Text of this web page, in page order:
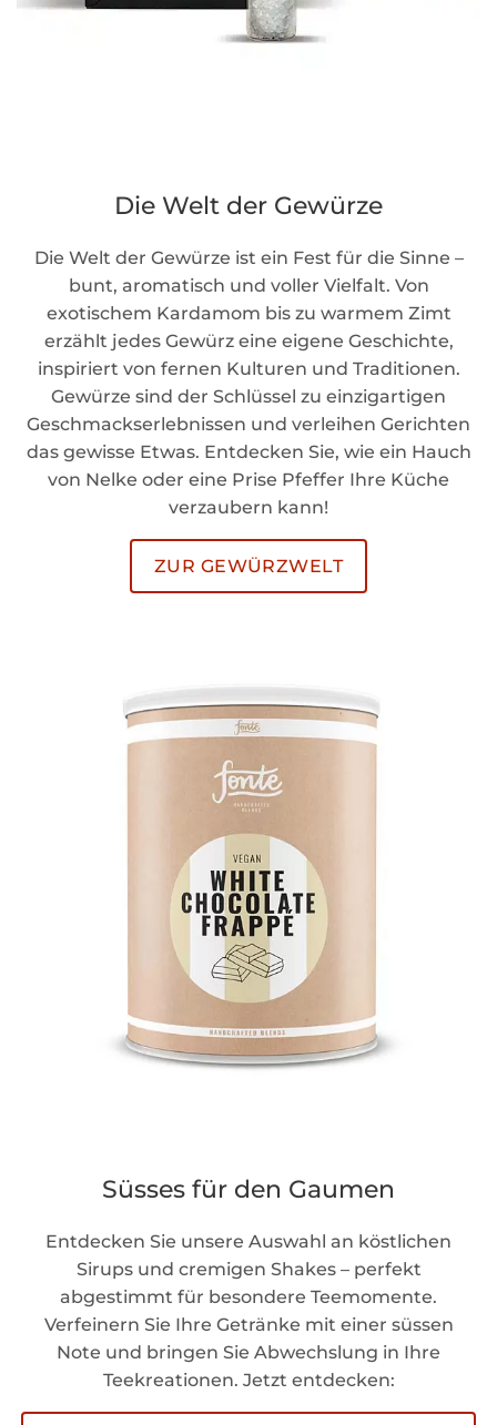
Die Welt der Gewürze
Die Welt der Gewürze ist ein Fest für die Sinne –
bunt, aromatisch und voller Vielfalt. Von
exotischem Kardamom bis zu warmem Zimt
erzählt jedes Gewürz eine eigene Geschichte,
inspiriert von fernen Kulturen und Traditionen.
Gewürze sind der Schlüssel zu einzigartigen
Geschmackserlebnissen und verleihen Gerichten
das gewisse Etwas. Entdecken Sie, wie ein Hauch
von Nelke oder eine Prise Pfeffer Ihre Küche
verzaubern kann!
ZUR GEWÜRZWELT
Süsses für den Gaumen
Entdecken Sie unsere Auswahl an köstlichen
Sirups und cremigen Shakes – perfekt
abgestimmt für besondere Teemomente.
Verfeinern Sie Ihre Getränke mit einer süssen
Note und bringen Sie Abwechslung in Ihre
Teekreationen. Jetzt entdecken: